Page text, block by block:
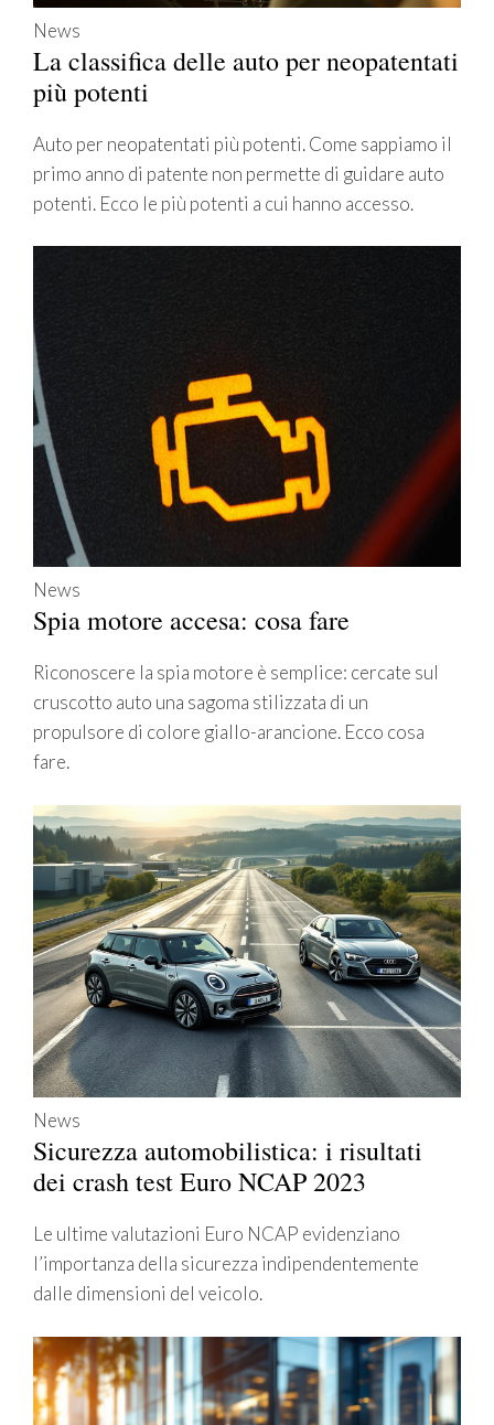
News
La classifica delle auto per neopatentati
più potenti
Auto per neopatentati più potenti. Come sappiamo il
primo anno di patente non permette di guidare auto
potenti. Ecco le più potenti a cui hanno accesso.
News
Spia motore accesa: cosa fare
Riconoscere la spia motore è semplice: cercate sul
cruscotto auto una sagoma stilizzata di un
propulsore di colore giallo-arancione. Ecco cosa
fare.
News
Sicurezza automobilistica: i risultati
dei crash test Euro NCAP 2023
Le ultime valutazioni Euro NCAP evidenziano
l’importanza della sicurezza indipendentemente
dalle dimensioni del veicolo.